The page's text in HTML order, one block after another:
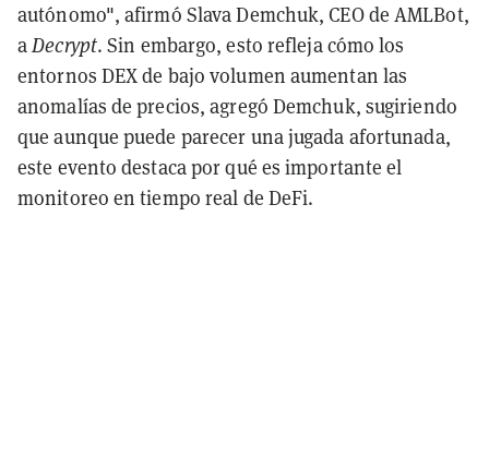
autónomo", afirmó Slava Demchuk, CEO de AMLBot,
aDecrypt. Sin embargo, esto refleja cómo los
entornos DEX de bajo volumen aumentan las
anomalías de precios, agregó Demchuk, sugiriendo
que aunque puede parecer una jugada afortunada,
este evento destaca por qué es importante el
monitoreo en tiempo real de DeFi.